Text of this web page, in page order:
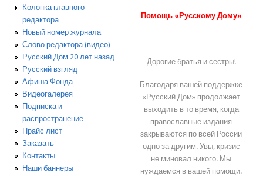
Колонка главного
редактора
Новый номер журнала
Слово редактора (видео)
Русский Дом 20 лет назад
Русский взгляд
Афиша Фонда
Видеогалерея
Подписка и
распространение
Прайс лист
Заказать
Контакты
Наши баннеры
Помощь «Русскому Дому»
Дорогие братья и сестры!
Благодаря вашей поддержке
«Русский Дом» продолжает
выходить в то время, когда
православные издания
закрываются по всей России
одно за другим. Увы, кризис
не миновал никого. Мы
нуждаемся в вашей помощи.